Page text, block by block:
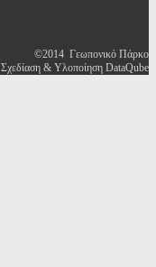
©2014 Γεωπονικό Πάρκο
Σχεδίαση & Υλοποίηση DataQube